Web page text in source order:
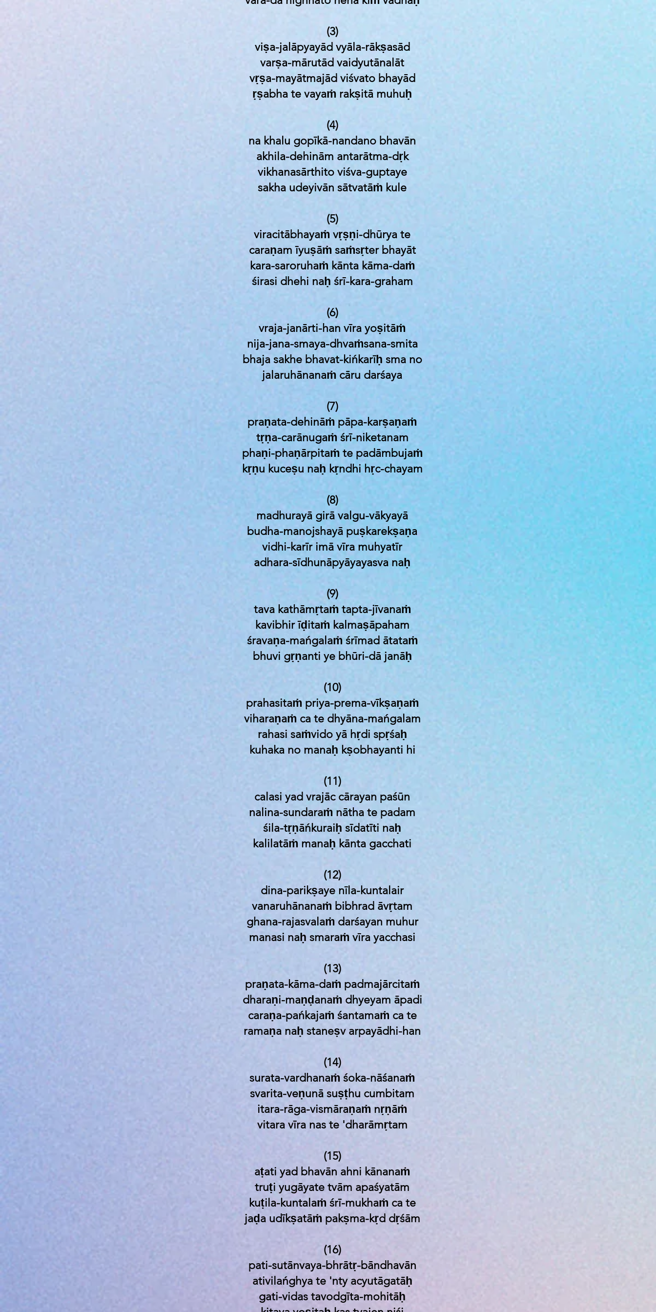
(3)
viṣa-jalāpyayād vyāla-rākṣasād
varṣa-mārutād vaidyutānalāt
vṛṣa-mayātmajād viśvato bhayād
ṛṣabha te vayaṁ rakṣitā muhuḥ
(4)
na khalu gopīkā-nandano bhavān
akhila-dehinām antarātma-dṛk
vikhanasārthito viśva-guptaye
sakha udeyivān sātvatāṁ kule
(5)
viracitābhayaṁ vṛṣṇi-dhūrya te
caraṇam īyuṣāṁ saṁsṛter bhayāt
kara-saroruhaṁ kānta kāma-daṁ
śirasi dhehi naḥ śrī-kara-graham
(6)
vraja-janārti-han vīra yoṣitāṁ
nija-jana-smaya-dhvaṁsana-smita
bhaja sakhe bhavat-kińkarīḥ sma no
jalaruhānanaṁ cāru darśaya
(7)
praṇata-dehināṁ pāpa-karṣaṇaṁ
tṛṇa-carānugaṁ śrī-niketanam
phaṇi-phaṇārpitaṁ te padāmbujaṁ
kṛṇu kuceṣu naḥ kṛndhi hṛc-chayam
(8)
madhurayā girā valgu-vākyayā
budha-manojshayā puṣkarekṣaṇa
vidhi-karīr imā vīra muhyatīr
adhara-sīdhunāpyāyayasva naḥ
(9)
tava kathāmṛtaṁ tapta-jīvanaṁ
kavibhir īḍitaṁ kalmaṣāpaham
śravaṇa-mańgalaṁ śrīmad ātataṁ
bhuvi gṛṇanti ye bhūri-dā janāḥ
(10)
prahasitaṁ priya-prema-vīkṣaṇaṁ
viharaṇaṁ ca te dhyāna-mańgalam
rahasi saṁvido yā hṛdi spṛśaḥ
kuhaka no manaḥ kṣobhayanti hi
(11)
calasi yad vrajāc cārayan paśūn
nalina-sundaraṁ nātha te padam
śila-tṛṇāńkuraiḥ sīdatīti naḥ
kalilatāṁ manaḥ kānta gacchati
(12)
dina-parikṣaye nīla-kuntalair
vanaruhānanaṁ bibhrad āvṛtam
ghana-rajasvalaṁ darśayan muhur
manasi naḥ smaraṁ vīra yacchasi
(13)
praṇata-kāma-daṁ padmajārcitaṁ
dharaṇi-maṇḍanaṁ dhyeyam āpadi
caraṇa-pańkajaṁ śantamaṁ ca te
ramaṇa naḥ staneṣv arpayādhi-han
(14)
surata-vardhanaṁ śoka-nāśanaṁ
svarita-veṇunā suṣṭhu cumbitam
itara-rāga-vismāraṇaṁ nṛṇāṁ
vitara vīra nas te 'dharāmṛtam
(15)
aṭati yad bhavān ahni kānanaṁ
truṭi yugāyate tvām apaśyatām
kuṭila-kuntalaṁ śrī-mukhaṁ ca te
jaḍa udīkṣatāṁ pakṣma-kṛd dṛśām
(16)
pati-sutānvaya-bhrātṛ-bāndhavān
ativilańghya te 'nty acyutāgatāḥ
gati-vidas tavodgīta-mohitāḥ